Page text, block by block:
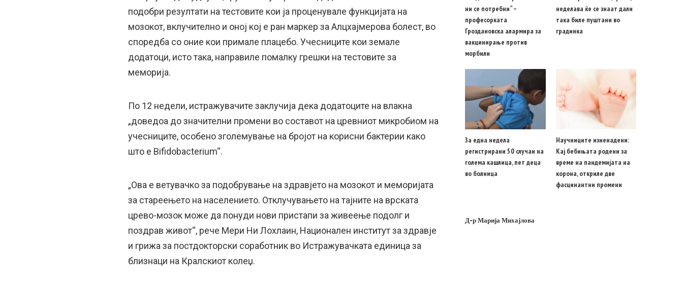
подобри резултати на тестовите кои ја проценувале функцијата на
мозокот, вклучително и оној кој е ран маркер за Алцхајмерова болест, во
споредба со оние кои примале плацебо. Учесниците кои земале
додатоци, исто така, направиле помалку грешки на тестовите за
меморија.
По 12 недели, истражувачите заклучија дека додатоците на влакна
„доведоа до значителни промени во составот на цревниот микробиом на
учесниците, особено зголемување на бројот на корисни бактерии како
што е Bifidobacterium“.
„Ова е ветувачко за подобрување на здравјето на мозокот и меморијата
за стареењето на населението. Отклучувањето на тајните на врската
црево-мозок може да понуди нови пристапи за живеење подолг и
поздрав живот“, рече Мери Ни Лохлаин, Национален институт за здравје
и грижа за постдокторски соработник во Истражувачката единица за
близнаци на Кралскиот колеџ.
ни се потребни“ –
професорката
Гроздановска алармира за
вакцинирање против
морбили
неделава ќе се знаат дали
така биле пуштани во
градинка
За една недела
регистрирани 50 случаи на
голема кашлица, пет деца
во болница
Научниците изненадени:
Кај бебињата родени за
време на пандемијата на
корона, откриле две
фасцинантни промени
Д-р Марија Михајлова